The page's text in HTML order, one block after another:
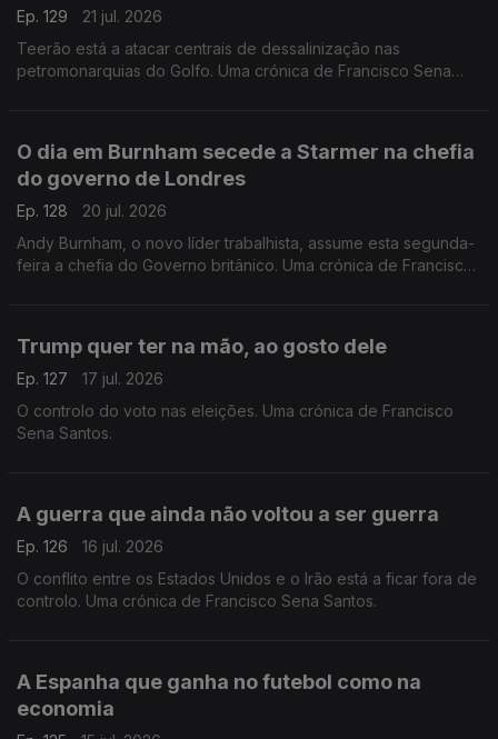
Ep. 129
21 jul. 2026
Teerão está a atacar centrais de dessalinização nas
petromonarquias do Golfo. Uma crónica de Francisco Sena
O dia em Burnham secede a Starmer na chefia
do governo de Londres
Ep. 128
20 jul. 2026
Andy Burnham, o novo líder trabalhista, assume esta segunda-
feira a chefia do Governo britânico. Uma crónica de Francisco
Trump quer ter na mão, ao gosto dele
Ep. 127
17 jul. 2026
O controlo do voto nas eleições. Uma crónica de Francisco
Sena Santos.
A guerra que ainda não voltou a ser guerra
Ep. 126
16 jul. 2026
O conflito entre os Estados Unidos e o Irão está a ficar fora de
controlo. Uma crónica de Francisco Sena Santos.
A Espanha que ganha no futebol como na
economia